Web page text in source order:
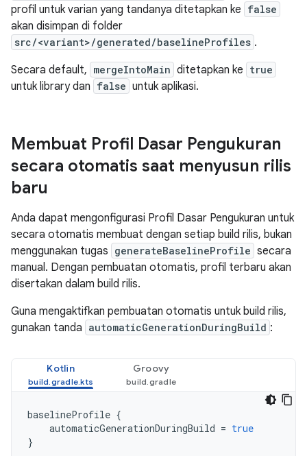
profil untuk varian yang tandanya ditetapkan ke false
akan disimpan di folder
src/<variant>/generated/baselineProfiles .
Secara default, mergeIntoMain ditetapkan ke true
untuk library dan false untuk aplikasi.
Membuat Profil Dasar Pengukuran
secara otomatis saat menyusun rilis
baru
Anda dapat mengonfigurasi Profil Dasar Pengukuran untuk
secara otomatis membuat dengan setiap build rilis, bukan
menggunakan tugas generateBaselineProfile secara
manual. Dengan pembuatan otomatis, profil terbaru akan
disertakan dalam build rilis.
Guna mengaktifkan pembuatan otomatis untuk build rilis,
gunakan tanda automaticGenerationDuringBuild :
Kotlin Groovy
baselineProfile {
automaticGenerationDuringBuild = true
}